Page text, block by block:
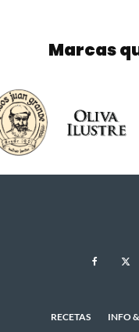
Marcas
RECETAS INFO